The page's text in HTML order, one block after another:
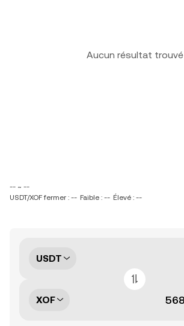
Aucun résultat trouvé
-- ~ --
USDT/XOF fermer : -- Faible : -- Élevé : --
USDT
XOF